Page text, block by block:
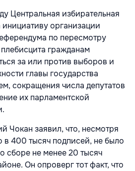
Центральная избирательная
организации
по пересмотру
гражданам
за или против выборов и
главы государства
сокращения числа депутатов
их парламентской
Чокан заявил, что, несмотря
в 400 тысяч подписей, не было
сборе не менее 20 тысяч
Он опроверг тот факт, что